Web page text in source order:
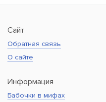
Сайт
Обратная связь
О сайте
Информация
Бабочки в мифах